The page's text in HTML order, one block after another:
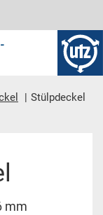
Stülpdeckel
mm